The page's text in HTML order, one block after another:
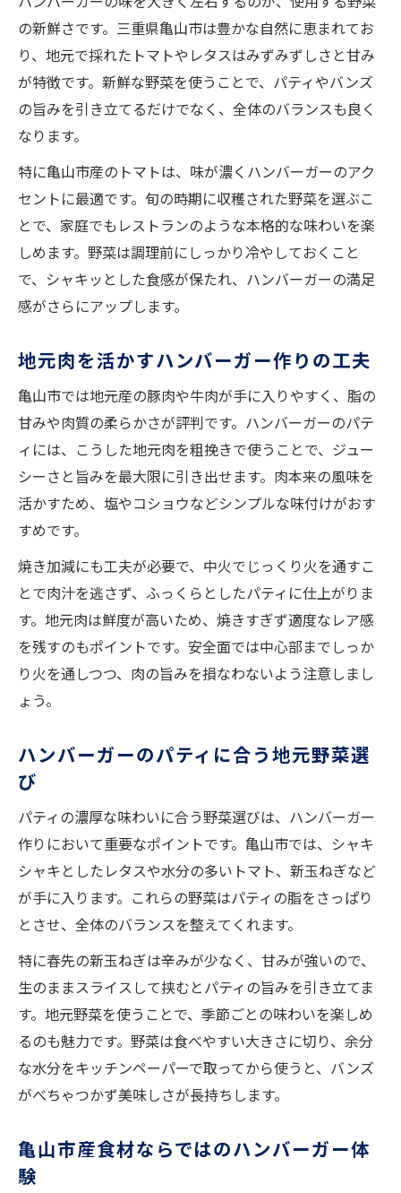
の新鮮さです。三重県亀山市は豊かな自然に恵まれてお
り、地元で採れたトマトやレタスはみずみずしさと甘み
が特徴です。新鮮な野菜を使うことで、パティやバンズ
の旨みを引き立てるだけでなく、全体のバランスも良く
なります。
特に亀山市産のトマトは、味が濃くハンバーガーのアク
セントに最適です。旬の時期に収穫された野菜を選ぶこ
とで、家庭でもレストランのような本格的な味わいを楽
しめます。野菜は調理前にしっかり冷やしておくこと
で、シャキッとした食感が保たれ、ハンバーガーの満足
感がさらにアップします。
地元肉を活かすハンバーガー作りの工夫
亀山市では地元産の豚肉や牛肉が手に入りやすく、脂の
甘みや肉質の柔らかさが評判です。ハンバーガーのパテ
ィには、こうした地元肉を粗挽きで使うことで、ジュー
シーさと旨みを最大限に引き出せます。肉本来の風味を
活かすため、塩やコショウなどシンプルな味付けがおす
すめです。
焼き加減にも工夫が必要で、中火でじっくり火を通すこ
とで肉汁を逃さず、ふっくらとしたパティに仕上がりま
す。地元肉は鮮度が高いため、焼きすぎず適度なレア感
を残すのもポイントです。安全面では中心部までしっか
り火を通しつつ、肉の旨みを損なわないよう注意しまし
ょう。
ハンバーガーのパティに合う地元野菜選
び
パティの濃厚な味わいに合う野菜選びは、ハンバーガー
作りにおいて重要なポイントです。亀山市では、シャキ
シャキとしたレタスや水分の多いトマト、新玉ねぎなど
が手に入ります。これらの野菜はパティの脂をさっぱり
とさせ、全体のバランスを整えてくれます。
特に春先の新玉ねぎは辛みが少なく、甘みが強いので、
生のままスライスして挟むとパティの旨みを引き立てま
す。地元野菜を使うことで、季節ごとの味わいを楽しめ
るのも魅力です。野菜は食べやすい大きさに切り、余分
な水分をキッチンペーパーで取ってから使うと、バンズ
がべちゃつかず美味しさが長持ちします。
亀山市産食材ならではのハンバーガー体
験